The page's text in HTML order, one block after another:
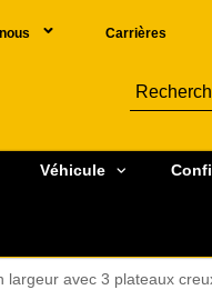
Carrières
Véhicule
largeur avec 3 plateaux